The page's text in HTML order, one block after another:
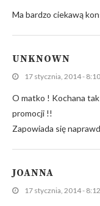
Ma bardzo ciekawą
UNKNOWN
17 stycznia, 2014 -
O matko ! Kochana tak
promocji !!
Zapowiada się
JOANNA
17 stycznia, 2014 -